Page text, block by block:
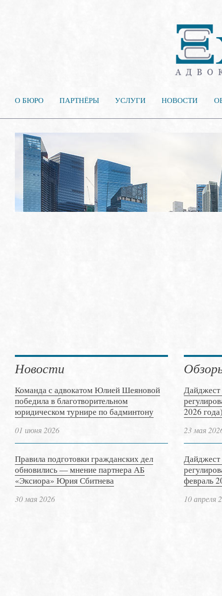
О БЮРО ПАРТНЁРЫ УСЛУГИ НОВОСТИ
Новости
Команда с адвокатом Юлией Шеяновой
победила в благотворительном
юридическом турнире по бадминтону
01 июня 2026
Правила подготовки гражданских дел
обновились — мнение партнера АБ
«Эксиора» Юрия Сбитнева
30 мая 2026
Дайджест
2026
23 мая
Дайджест
февраль
10 апреля